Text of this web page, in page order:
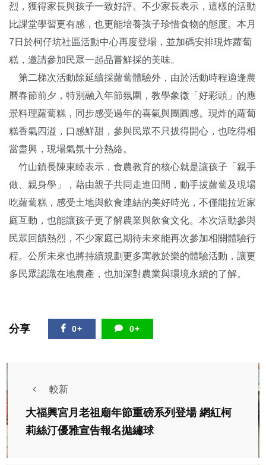
烈，獲得家長與孩子一致好評。不少家長表示，這樣的活動
比課堂學習更有感，也更能培養孩子珍惜食物的態度。本月
7日於柯仔坑社區活動中心再度登場，並加碼安排現炸蘿蔔
糕，邀請參加民眾一起品嘗鮮採的美味。
第二梯次活動除延續採蘿蔔體驗外，由於活動時程適逢農
曆春節前夕，特別融入年節氛圍，教學象徵「好彩頭」的應
景料理蘿蔔糕，同步感受過年的喜氣與團圓感。現炸的蘿蔔
糕香氣四溢，口感鮮甜，參與民眾不只拔得開心，也吃得相
當盡興，現場氣氛十分熱絡。
竹山鎮長陳東睦表示，食農教育的核心就是讓孩子「親手
做、親身學」，藉由親子共同走進田間，動手拔蘿蔔及現場
吃蘿蔔糕，感受土地與飲食連結的美好時光，不僅能拉近家
庭互動，也能讓孩子更了解農業與飲食文化。本次活動參與
民眾回饋熱烈，不少家庭已期待未來能再次參加相關體驗行
程。公所未來也將持續規劃更多寓教於樂的體驗活動，讓更
多民眾認識在地農產，也加深對農業與環境永續的了解。
分享 0+ 0+
較新
大福興宮月老祖廟年節重磅系列登場 網紅柯
莉絲汀優雅宣告報名拋繡球